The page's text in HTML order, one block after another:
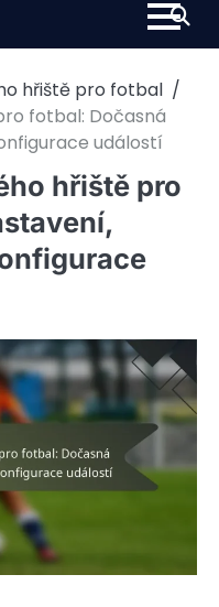
hřiště pro fotbal
fotbal: Dočasná
událostí
hřiště pro